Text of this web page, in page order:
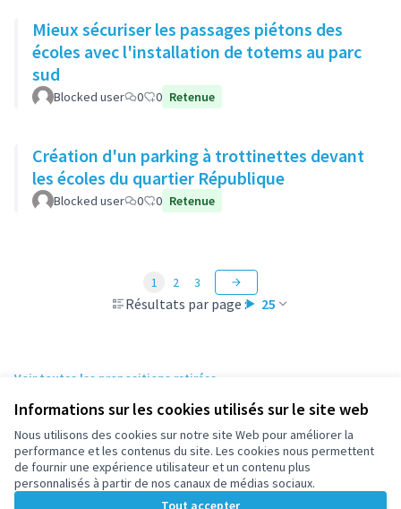
Informations sur les cookies utilisés sur le site web
Nous utilisons des cookies sur notre site Web pour améliorer la
performance et les contenus du site. Les cookies nous permettent
de fournir une expérience utilisateur et un contenu plus
personnalisés à partir de nos canaux de médias sociaux.
Tout accepter
Mieux sécuriser les passages piétons des
écoles avec l'installation de totems au parc
sud
Blocked user 0 0 Retenue
Création d'un parking à trottinettes devant
les écoles du quartier République
Blocked user 0 0 Retenue
Résultats par page : 25
1 2 3
Voir toutes les propositions retirées
Conditions d'utilisation
Paramètres des cookies
participez.nanterre.fr sur X
(Lien externe)
participez.nanterre.fr sur Facebook
participez.nanterre.fr sur Instagram
participez.nanterre.fr sur YouTube
(Lien externe)
participez.nanterre.fr sur GitHub
(Lien externe)